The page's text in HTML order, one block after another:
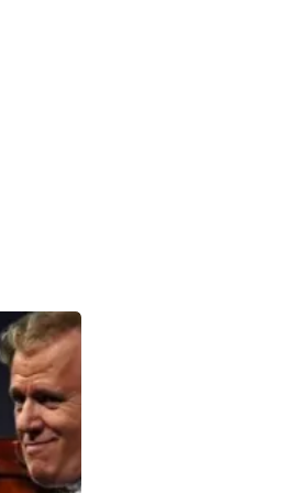
from
to be
helpt
Wij